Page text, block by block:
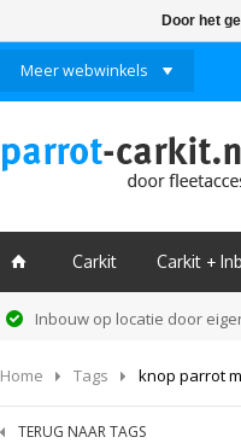
Meer webwinkels
ï Carkit Carkit +
Inbouw op locatie door
Home Tags knop parrot
TERUG NAAR TAGS
Door het